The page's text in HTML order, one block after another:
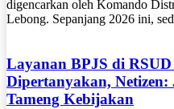
digencarkan oleh Komando
Lebong. Sepanjang 2026 ini,
Layanan BPJS di
Dipertanyakan,
Tameng Kebijakan